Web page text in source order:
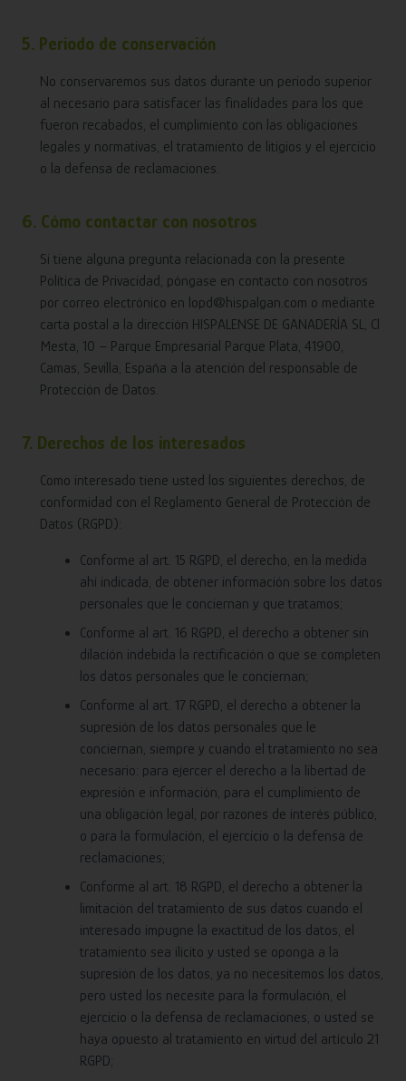
5. Periodo de conservación
No conservaremos sus datos durante un periodo superior
al necesario para satisfacer las finalidades para los que
fueron recabados, el cumplimiento con las obligaciones
legales y normativas, el tratamiento de litigios y el ejercicio
o la defensa de reclamaciones.
6. Cómo contactar con nosotros
Si tiene alguna pregunta relacionada con la presente
Política de Privacidad, póngase en contacto con nosotros
por correo electrónico en lopd@hispalgan.com o mediante
carta postal a la dirección HISPALENSE DE GANADERÍA SL, Cl
Mesta, 10 – Parque Empresarial Parque Plata, 41900,
Camas, Sevilla, España a la atención del responsable de
Protección de Datos.
7. Derechos de los interesados
Como interesado tiene usted los siguientes derechos, de
conformidad con el Reglamento General de Protección de
Datos (RGPD):
Conforme al art. 15 RGPD, el derecho, en la medida
ahí indicada, de obtener información sobre los datos
personales que le conciernan y que tratamos;
Conforme al art. 16 RGPD, el derecho a obtener sin
dilación indebida la rectificación o que se completen
los datos personales que le conciernan;
Conforme al art. 17 RGPD, el derecho a obtener la
supresión de los datos personales que le
conciernan, siempre y cuando el tratamiento no sea
necesario: para ejercer el derecho a la libertad de
expresión e información, para el cumplimiento de
una obligación legal, por razones de interés público,
o para la formulación, el ejercicio o la defensa de
reclamaciones;
Conforme al art. 18 RGPD, el derecho a obtener la
limitación del tratamiento de sus datos cuando el
interesado impugne la exactitud de los datos, el
tratamiento sea ilícito y usted se oponga a la
supresión de los datos, ya no necesitemos los datos,
pero usted los necesite para la formulación, el
ejercicio o la defensa de reclamaciones, o usted se
haya opuesto al tratamiento en virtud del artículo 21
RGPD;